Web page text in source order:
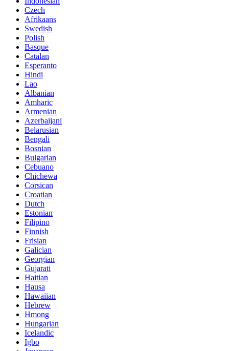
Czech
Afrikaans
Swedish
Polish
Basque
Catalan
Esperanto
Hindi
Lao
Albanian
Amharic
Armenian
Azerbaijani
Belarusian
Bengali
Bosnian
Bulgarian
Cebuano
Chichewa
Corsican
Croatian
Dutch
Estonian
Filipino
Finnish
Frisian
Galician
Georgian
Gujarati
Haitian
Hausa
Hawaiian
Hebrew
Hmong
Hungarian
Icelandic
Igbo